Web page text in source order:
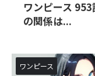
ワンピース
の関係は...
ワンピース